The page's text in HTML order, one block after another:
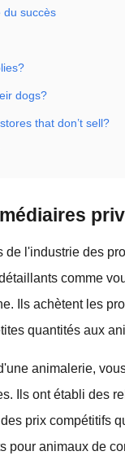
du succès
dogs?
that don’t sell?
de l'industrie des
comme
Ils achètent les
quantités aux
animalerie,
Ils ont établi des
prix compétitifs
pour animaux de